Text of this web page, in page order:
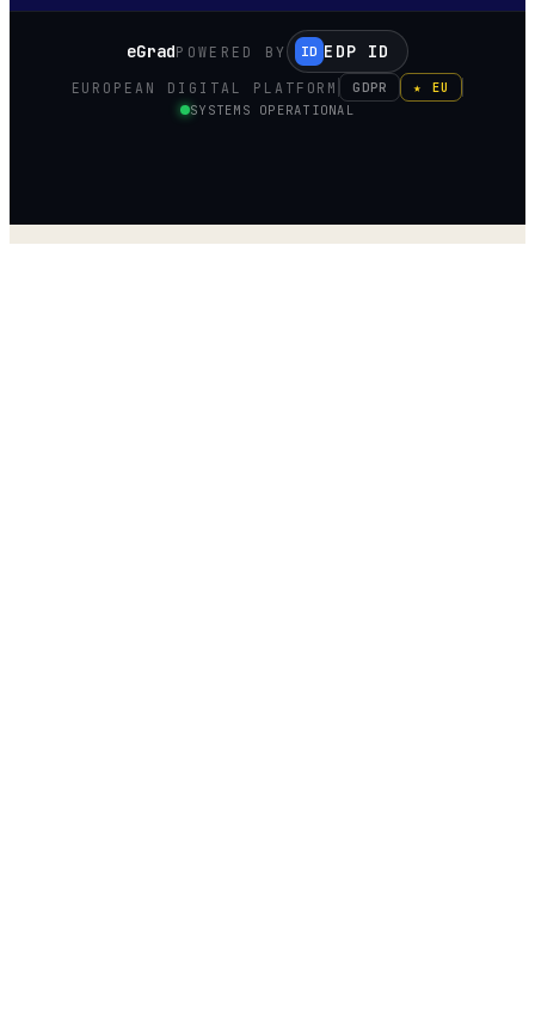
eGradPOWERED BY ID EDP ID
EUROPEAN DIGITAL PLATFORM GDPR
★ EU
SYSTEMS OPERATIONAL